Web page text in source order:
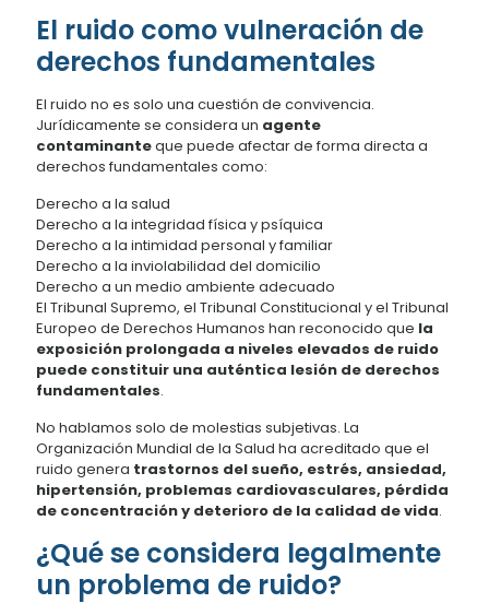
El ruido como vulneración de
derechos fundamentales
El ruido no es solo una cuestión de convivencia.
Jurídicamente se considera un agente
contaminanteque puede afectar de forma directa a
derechos fundamentales como:
Derecho a la salud
Derecho a la integridad física y psíquica
Derecho a la intimidad personal y familiar
Derecho a la inviolabilidad del domicilio
Derecho a un medio ambiente adecuado
El Tribunal Supremo, el Tribunal Constitucional y el Tribunal
Europeo de Derechos Humanos han reconocido que la
exposición prolongada a niveles elevados de ruido
puede constituir una auténtica lesión de derechos
fundamentales.
No hablamos solo de molestias subjetivas. La
Organización Mundial de la Salud ha acreditado que el
ruido genera trastornos del sueño, estrés, ansiedad,
hipertensión, problemas cardiovasculares, pérdida
de concentración y deterioro de la calidad de vida.
¿Qué se considera legalmente
un problema de ruido?